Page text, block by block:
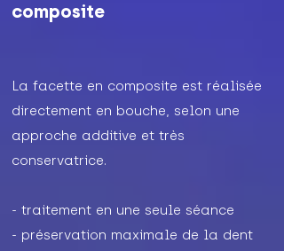
composite
La facette en composite est réalisée
directement en bouche, selon une
approche additive et très
conservatrice.
- traitement en une seule séance
- préservation maximale de la dent